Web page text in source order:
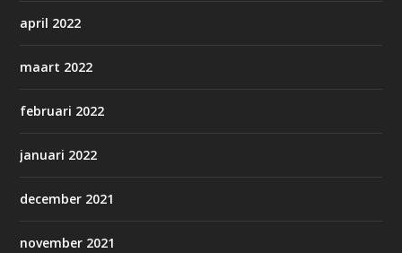
april 2022
maart 2022
februari 2022
januari 2022
december 2021
november 2021